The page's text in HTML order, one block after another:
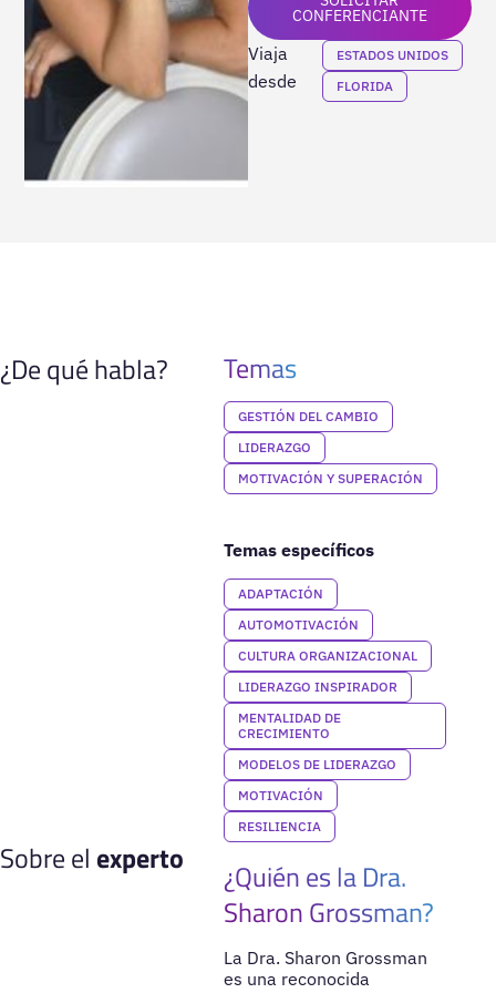
CONFERENCIANTE
Viaja
desde
ESTADOS UNIDOS
FLORIDA
¿De qué habla? Temas
GESTIÓN DEL CAMBIO
LIDERAZGO
MOTIVACIÓN Y SUPERACIÓN
Temas específicos
ADAPTACIÓN
AUTOMOTIVACIÓN
CULTURA ORGANIZACIONAL
LIDERAZGO INSPIRADOR
MENTALIDAD DE
CRECIMIENTO
MODELOS DE LIDERAZGO
MOTIVACIÓN
RESILIENCIA
Sobre el experto
¿Quién es la Dra.
Sharon Grossman?
La Dra. Sharon Grossman
es una reconocida